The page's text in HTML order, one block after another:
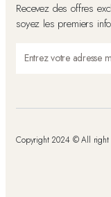
Recevez des offres
soyez les premiers
Copyright 2024 © All right